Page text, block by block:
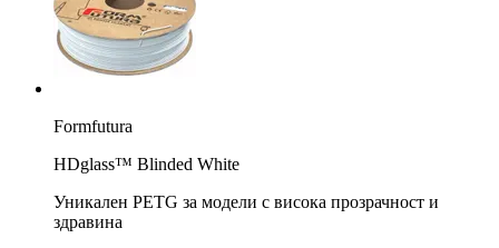
Formfutura
HDglass™ Blinded White
Уникален PETG за модели с висока прозрачност и
здравина